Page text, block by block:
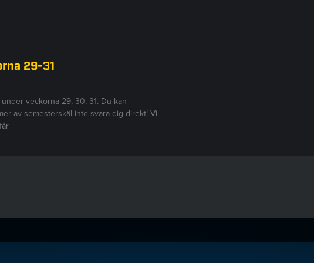
29-31
veckorna 29, 30, 31. Du kan
av semesterskäl inte svara dig direkt! Vi